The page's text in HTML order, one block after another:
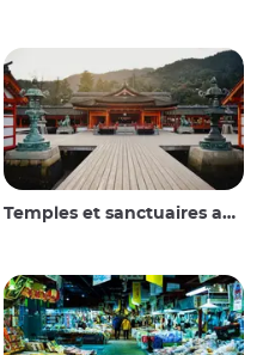
Temples et sanctuaires au Japon